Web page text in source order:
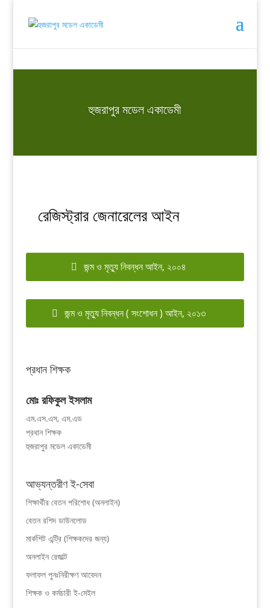
হুজরাপুর মডেল একাডেমী
রেজিস্ট্রার জেনারেলের আইন
জন্ম ও মৃত্যু নিবন্ধন আইন, ২০০৪
জন্ম ও মৃত্যু নিবন্ধন ( সংশোধন ) আইন, ২০১৩
প্রধান শিক্ষক
মোঃ রফিকুল ইসলাম
এম.এস.এস, এম.এড
প্রধান শিক্ষক
হুজরাপুর মডেল একাডেমী
আভ্যন্তরীণ ই-সেবা
শিক্ষার্থীর বেতন পরিশোধ (অনলাইন)
বেতন রশিদ ডাউনলোড
মার্কশিট এন্ট্রি (শিক্ষকদের জন্য)
অনলাইন রেজাল্ট
ফলাফল পুনঃনিরীক্ষণ আবেদন
শিক্ষক ও কর্মচারী ই-মেইল